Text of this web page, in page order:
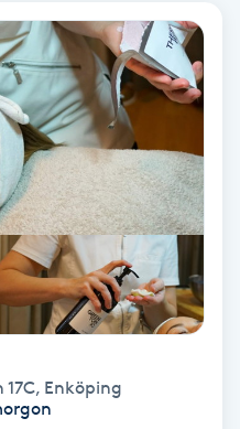
, Enköping